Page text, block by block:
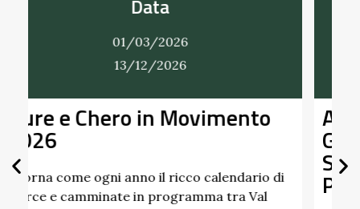
01/03/2026
31/12/2026
Alla Scoperta dei Profumi del
Giardino del Castello di
Pallavicino